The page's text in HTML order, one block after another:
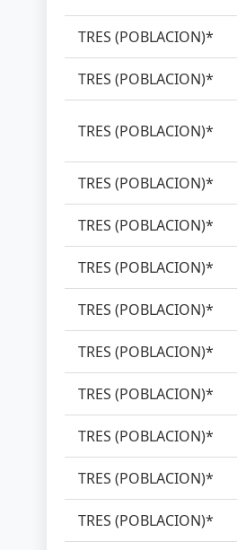
TRES (POBLACION)*
TRES (POBLACION)*
TRES (POBLACION)*
TRES (POBLACION)*
TRES (POBLACION)*
TRES (POBLACION)*
TRES (POBLACION)*
TRES (POBLACION)*
TRES (POBLACION)*
TRES (POBLACION)*
TRES (POBLACION)*
TRES (POBLACION)*